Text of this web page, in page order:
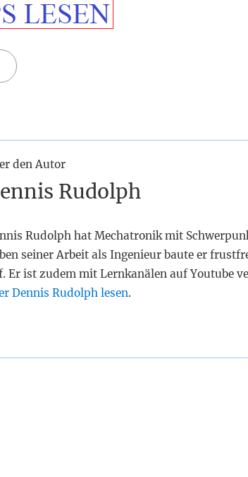
den Autor
Rudolph
Rudolph hat Mechatronik mit
seiner Arbeit als Ingenieur baute er
Er ist zudem mit Lernkanälen auf Youtube
Dennis Rudolph lesen.